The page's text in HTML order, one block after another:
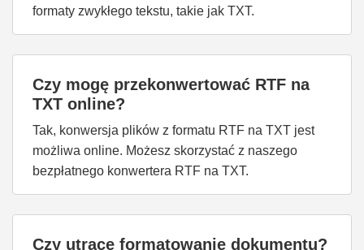
formaty zwykłego tekstu, takie jak TXT.
Czy mogę przekonwertować RTF na
TXT online?
Tak, konwersja plików z formatu RTF na TXT jest
możliwa online. Możesz skorzystać z naszego
bezpłatnego konwertera RTF na TXT.
Czy utracę formatowanie dokumentu?